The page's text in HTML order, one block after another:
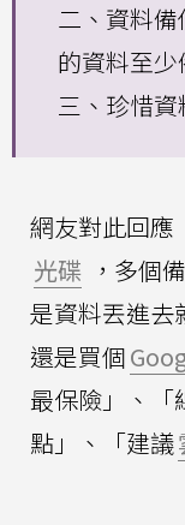
二、資料
的資料至
三、珍惜
網友對此回應
光碟 ，多個
是資料丟進去
還是買個
最保險」、「
點」、「建議